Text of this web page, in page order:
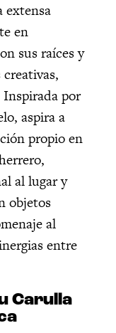
extensa
en
sus raíces y
por
aspira a
propio en
al lugar y
objetos
al
entre
Carulla